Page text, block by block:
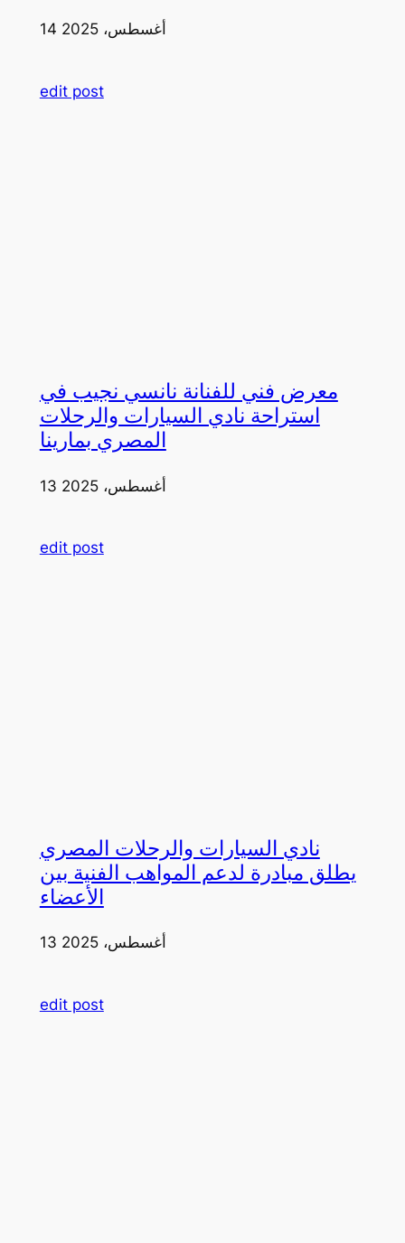
14 أغسطس، 2025
edit post
معرض فني للفنانة نانسي نجيب في
استراحة نادي السيارات والرحلات
المصري بمارينا
13 أغسطس، 2025
edit post
نادي السيارات والرحلات المصري
يطلق مبادرة لدعم المواهب الفنية بين
الأعضاء
13 أغسطس، 2025
edit post